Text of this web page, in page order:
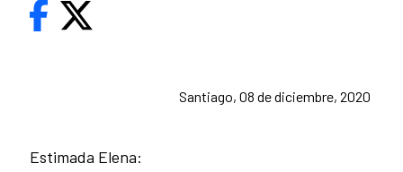
Santiago, 08 de diciembre, 2020
Estimada Elena: